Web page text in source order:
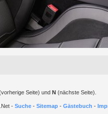
Seite) und N (nächste Seite).
- Suche - Sitemap - Gästebuch -